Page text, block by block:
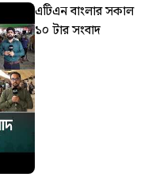
এটিএন বাংলার সকাল
১০ টার সংবাদ